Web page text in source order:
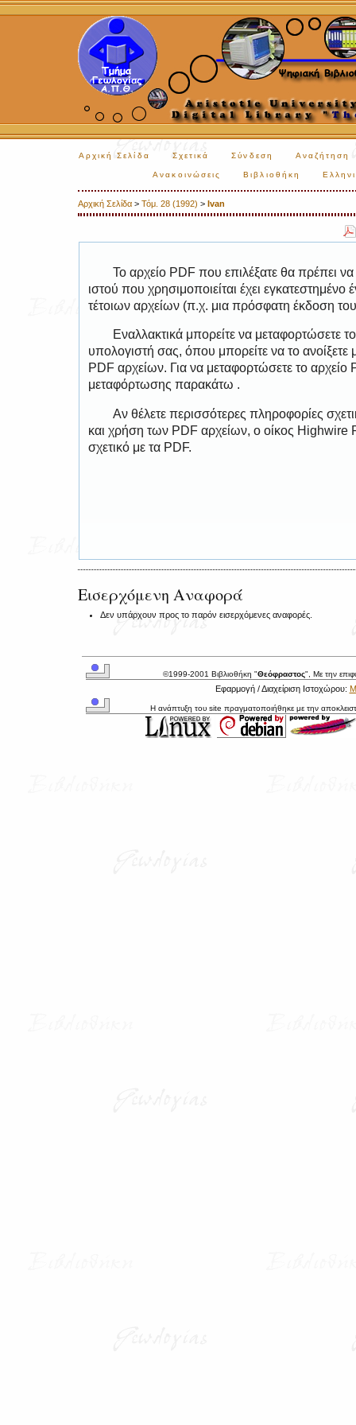
Αρχική Σελίδα Σχετικά Σύνδεση Αναζήτηση
Ανακοινώσεις Βιβλιοθήκη
Αρχική Σελίδα > Τόμ. 28 (1992) > Ivan
Το αρχείο PDF που επιλέξατε θα πρέπει
ιστού που χρησιμοποιείται έχει
τέτοιων αρχείων (π.χ. μια πρόσφατη έκδοση
Εναλλακτικά μπορείτε να μεταφορτώσετε
υπολογιστή σας, όπου μπορείτε να το
PDF αρχείων. Για να μεταφορτώσετε το
μεταφόρτωσης παρακάτω .
Αν θέλετε περισσότερες πληροφορίες
και χρήση των PDF αρχείων, ο οίκος Highwire
σχετικό με τα PDF.
Εισερχόμενη Αναφορά
Δεν υπάρχουν προς το παρόν εισερχόμενες αναφορές.
©1999-2001 Βιβλιοθήκη "Θεόφραστος", Με την
Εφαρμογή / Διαχείριση Ιστοχώρου:
Η ανάπτυξη του site πραγματοποιήθηκε με την